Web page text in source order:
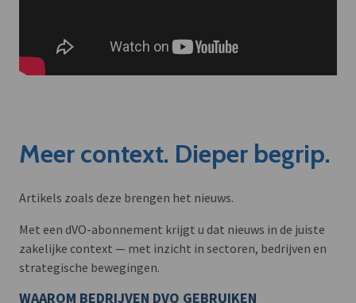
Meer context. Dieper begrip.
Artikels zoals deze brengen het nieuws.
Met een dVO-abonnement krijgt u dat nieuws in de juiste
zakelijke context — met inzicht in sectoren, bedrijven en
strategische bewegingen.
WAAROM BEDRIJVEN DVO GEBRUIKEN